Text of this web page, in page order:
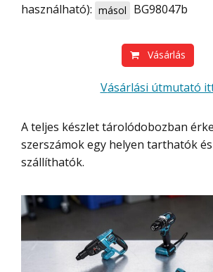
használható): másol BG98047b
Vásárlás
Vásárlási útmutató
A teljes készlet tárolódobozban érkezik, így a
szerszámok egy helyen tarthatók
szállíthatók.